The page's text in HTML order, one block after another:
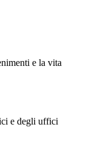
e la vita
e degli uffici